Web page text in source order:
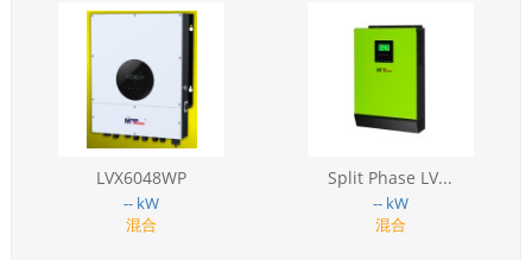
LVX6048WP
-- kW
混合
Split Phase LV...
-- kW
混合